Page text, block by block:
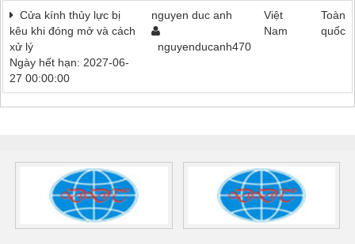
Cửa kính thủy lực bị
kêu khi đóng mở và cách
xử lý
Ngày hết hạn: 2027-06-
27 00:00:00
nguyen duc anh
nguyenducanh470
Việt
Nam
Toàn
quốc